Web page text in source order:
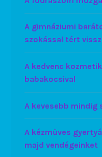
A gimnáziumi
szokással tért
A kedvenc
babakocsival
A kevesebb mindig
A kézműves
majd vendégeinket